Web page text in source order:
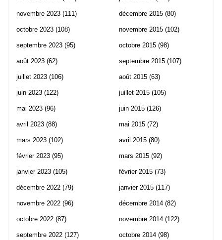
novembre 2023 (111)
octobre 2023 (108)
septembre 2023 (95)
août 2023 (62)
juillet 2023 (106)
juin 2023 (122)
mai 2023 (96)
avril 2023 (88)
mars 2023 (102)
février 2023 (95)
janvier 2023 (105)
décembre 2022 (79)
novembre 2022 (96)
octobre 2022 (87)
septembre 2022 (127)
décembre 2015 (80)
novembre 2015 (102)
octobre 2015 (98)
septembre 2015 (107)
août 2015 (63)
juillet 2015 (105)
juin 2015 (126)
mai 2015 (72)
avril 2015 (80)
mars 2015 (92)
février 2015 (73)
janvier 2015 (117)
décembre 2014 (82)
novembre 2014 (122)
octobre 2014 (98)